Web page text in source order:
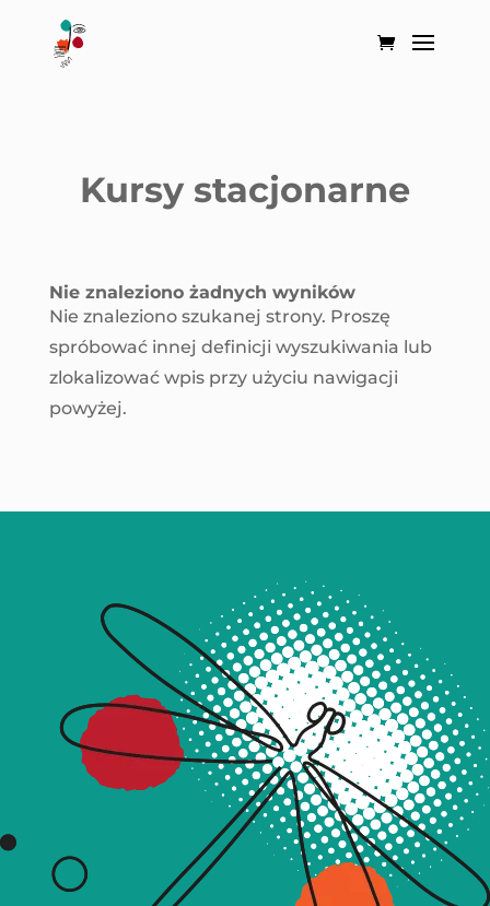
Kursy stacjonarne
Nie znaleziono żadnych wyników
Nie znaleziono szukanej strony. Proszę
spróbować innej definicji wyszukiwania lub
zlokalizować wpis przy użyciu nawigacji
powyżej.